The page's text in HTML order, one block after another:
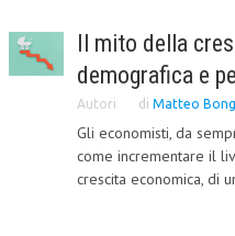
ARCHIVIO CORSI 2015
DIVENTA SOCIO
BROCHURE CE.S.E.D.
Il mito della
demografica e
Autori di Matteo
Gli economisti, da
come incrementare il
crescita economica, di